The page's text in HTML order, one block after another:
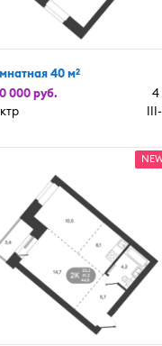
40 м2
000 руб.
4